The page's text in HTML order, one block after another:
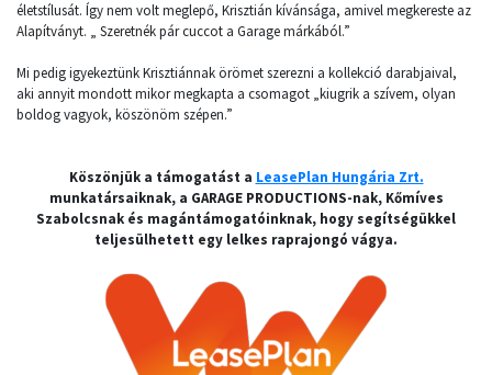
életstílusát. Így nem volt meglepő, Krisztián kívánsága, amivel megkereste az
Alapítványt. „ Szeretnék pár cuccot a Garage márkából.”
Mi pedig igyekeztünk Krisztiánnak örömet szerezni a kollekció darabjaival,
aki annyit mondott mikor megkapta a csomagot „kiugrik a szívem, olyan
boldog vagyok, köszönöm szépen.”
Köszönjük a támogatást a LeasePlan Hungária Zrt.
munkatársaiknak, a GARAGE PRODUCTIONS-nak, Kőmíves
Szabolcsnak és magántámogatóinknak, hogy segítségükkel
teljesülhetett egy lelkes raprajongó vágya.